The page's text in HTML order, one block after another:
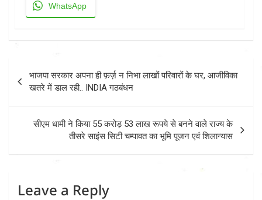
WhatsApp
navigation
भाजपा सरकार अपना ही फ़र्ज़ न निभा लाखों परिवारों के घर, आजीविका
खतरे में डाल रही.. INDIA गठबंधन
सीएम धामी ने किया 55 करोड़ 53 लाख रूपये से बनने वाले राज्य के
तीसरे साइंस सिटी चम्पावत का भूमि पूजन एवं शिलान्यास
Leave a Reply